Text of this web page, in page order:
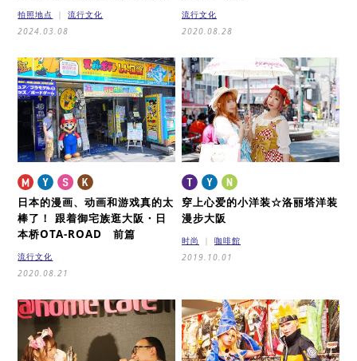
拍照地点
流行文化
2024.03.08
流行文化
2020.08.28
日本的漫画、动画和游戏真的太
棒了！ 跟着御宅族逛大阪・日
本桥OTA-ROAD 前篇
流行文化
2020.08.21
穿上心爱的小洋装☆洛丽塔洋装
漫步大阪
时尚
咖啡館
2019.10.01